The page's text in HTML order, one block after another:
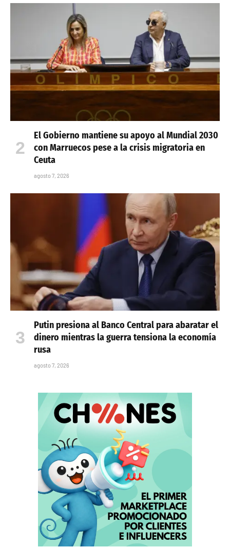
El Gobierno mantiene su apoyo al Mundial 2030
con Marruecos pese a la crisis migratoria en
Ceuta
agosto 7, 2026
Putin presiona al Banco Central para abaratar el
dinero mientras la guerra tensiona la economía
rusa
agosto 7, 2026